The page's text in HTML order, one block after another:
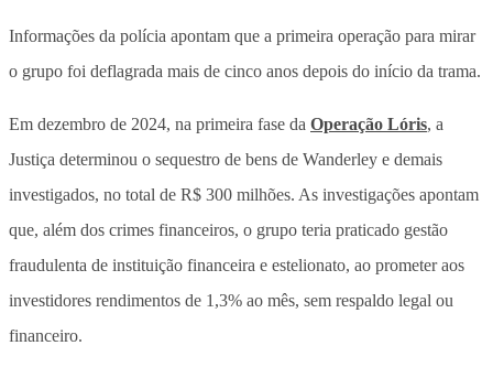
Informações da polícia apontam que a primeira operação para mirar
o grupo foi deflagrada mais de cinco anos depois do início da trama.
Em dezembro de 2024, na primeira fase da Operação Lóris, a
Justiça determinou o sequestro de bens de Wanderley e demais
investigados, no total de R$ 300 milhões. As investigações apontam
que, além dos crimes financeiros, o grupo teria praticado gestão
fraudulenta de instituição financeira e estelionato, ao prometer aos
investidores rendimentos de 1,3% ao mês, sem respaldo legal ou
financeiro.